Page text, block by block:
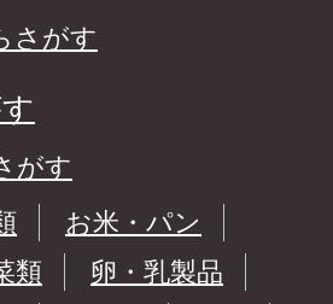
さがす
がす
お米・パン
類
卵・乳製品